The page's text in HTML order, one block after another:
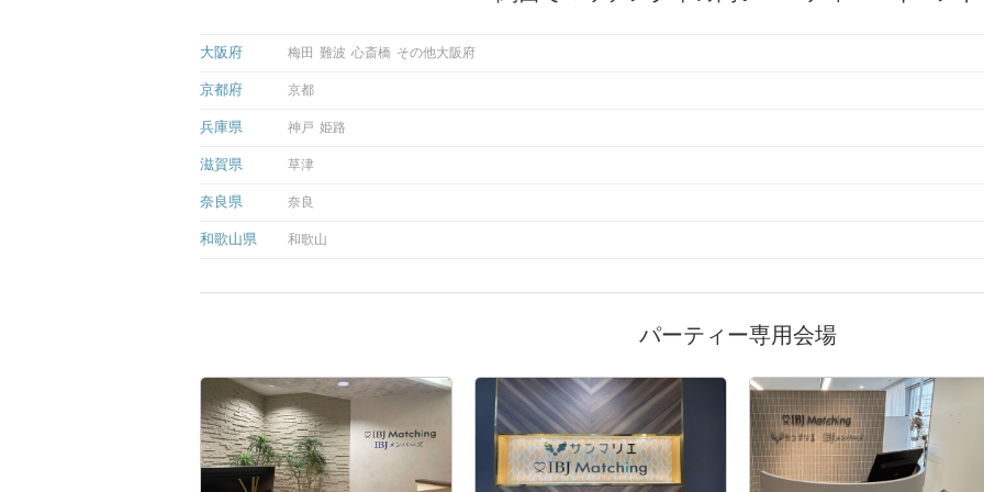
大阪府 梅田 難波 心斎橋 その他大阪府
京都府 京都
兵庫県 神戸 姫路
滋賀県 草津
奈良県 奈良
和歌山県 和歌山
パーティー専用会場